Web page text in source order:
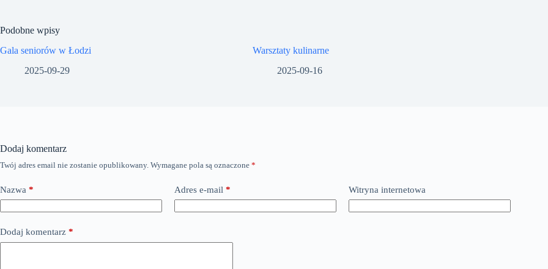
Podobne wpisy
Gala seniorów w Łodzi
2025-09-29
Warsztaty kulinarne
2025-09-16
Dodaj komentarz
Twój adres email nie zostanie opublikowany. Wymagane pola są oznaczone *
Nazwa * Adres e-mail * Witryna internetowa
Dodaj komentarz *